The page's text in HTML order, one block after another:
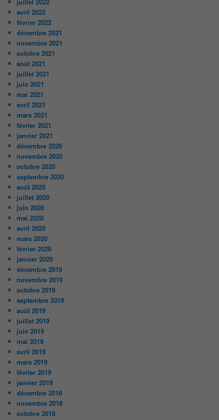
juillet 2022
avril 2022
février 2022
décembre 2021
novembre 2021
octobre 2021
août 2021
juillet 2021
juin 2021
mai 2021
avril 2021
mars 2021
février 2021
janvier 2021
décembre 2020
novembre 2020
octobre 2020
septembre 2020
août 2020
juillet 2020
juin 2020
mai 2020
avril 2020
mars 2020
février 2020
janvier 2020
décembre 2019
novembre 2019
octobre 2019
septembre 2019
août 2019
juillet 2019
juin 2019
mai 2019
avril 2019
mars 2019
février 2019
janvier 2019
décembre 2018
novembre 2018
octobre 2018